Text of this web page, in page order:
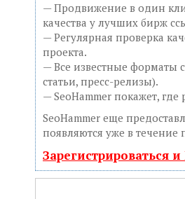
— Продвижение в один
качества у лучших бирж
— Регулярная проверка
проекта.
— Все известные форматы
статьи, пресс-релизы).
— SeoHammer покажет,
SeoHammer еще
появляются уже в течение
Зарегистрироваться